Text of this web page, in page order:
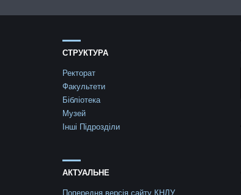
СТРУКТУРА
Ректорат
Факультети
Бібліотека
Музей
Інші Підрозділи
АКТУАЛЬНЕ
Попередня версія сайту КНЛУ